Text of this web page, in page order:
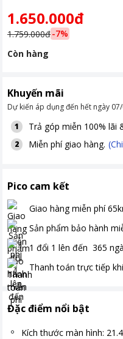
1.650.000đ
1.759.000đ-7%
Còn hàng
Khuyến mãi
Dự kiến áp dụng đến hết ngày
1
Trả góp miễn 100% lãi
2 Miễn phí giao hàng.
Pico cam kết
Giao hàng miễn phí
Sản phẩm bảo hành
1 đổi 1 lên đến 365
Thanh toán trực tiếp
Đặc điểm nổi bật
Kích thước màn hình: